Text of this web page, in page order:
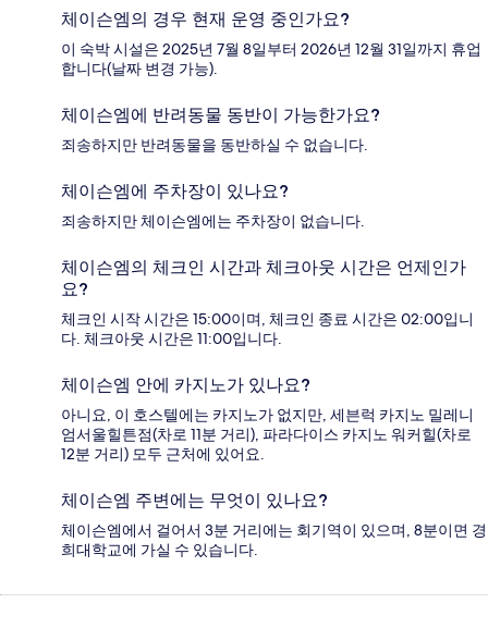
체이슨엠의 경우 현재 운영 중인가요?
이 숙박 시설은 2025년 7월 8일부터 2026년 12월 31일까지 휴업
합니다(날짜 변경 가능).
체이슨엠에 반려동물 동반이 가능한가요?
죄송하지만 반려동물을 동반하실 수 없습니다.
체이슨엠에 주차장이 있나요?
죄송하지만 체이슨엠에는 주차장이 없습니다.
체이슨엠의 체크인 시간과 체크아웃 시간은 언제인가
요?
체크인 시작 시간은 15:00이며, 체크인 종료 시간은 02:00입니
다. 체크아웃 시간은 11:00입니다.
체이슨엠 안에 카지노가 있나요?
아니요, 이 호스텔에는 카지노가 없지만, 세븐럭 카지노 밀레니
엄서울힐튼점(차로 11분 거리), 파라다이스 카지노 워커힐(차로
12분 거리) 모두 근처에 있어요.
체이슨엠 주변에는 무엇이 있나요?
체이슨엠에서 걸어서 3분 거리에는 회기역이 있으며, 8분이면 경
희대학교에 가실 수 있습니다.